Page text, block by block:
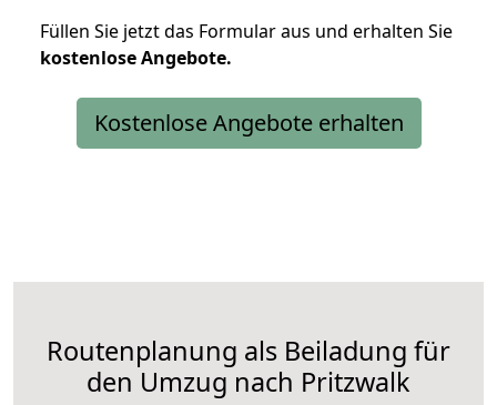
Füllen Sie jetzt das Formular aus und erhalten Sie
kostenloseAngebote.
Kostenlose Angebote erhalten
Routenplanung als Beiladung für
den Umzug nach Pritzwalk